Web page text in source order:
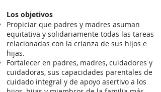
Los objetivos
Propiciar que padres y madres asuman
equitativa y solidariamente todas las tareas
relacionadas con la crianza de sus hijos e
hijas.
Fortalecer en padres, madres, cuidadores y
cuidadoras, sus capacidades parentales de
cuidado integral y de apoyo asertivo a los